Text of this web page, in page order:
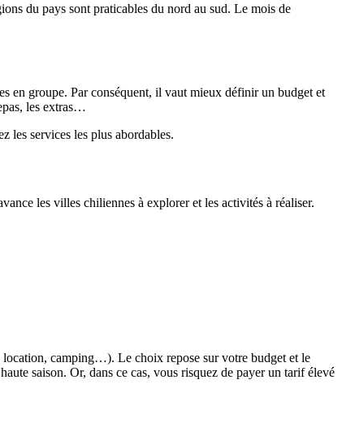
du pays sont praticables du nord au sud. Le mois de
en groupe. Par conséquent, il vaut mieux définir un budget et
les extras…
les services les plus abordables.
les villes chiliennes à explorer et les activités à réaliser.
location, camping…). Le choix repose sur votre budget et le
saison. Or, dans ce cas, vous risquez de payer un tarif élevé